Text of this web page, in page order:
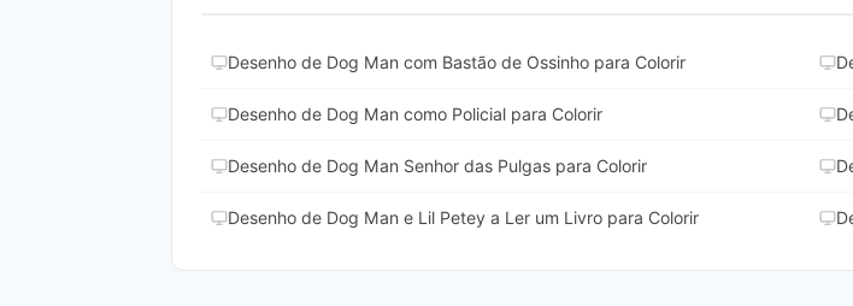
Desenho de Dog Man com Bastão de Ossinho para Colorir
Desenho de Dog Man como Policial para Colorir
Desenho de Dog Man Senhor das Pulgas para Colorir
Desenho de Dog Man e Lil Petey a Ler um Livro para Colorir